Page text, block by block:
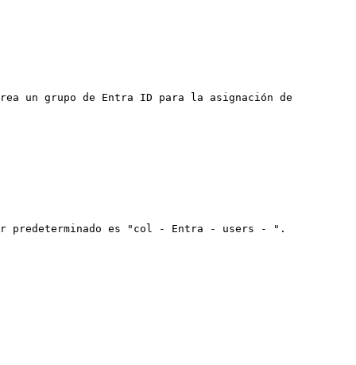
un grupo de Entra ID para la asignación de
predeterminado es "col - Entra - users - ".